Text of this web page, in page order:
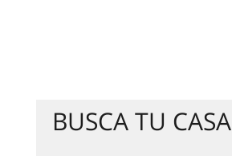
BUSCA TU CASA